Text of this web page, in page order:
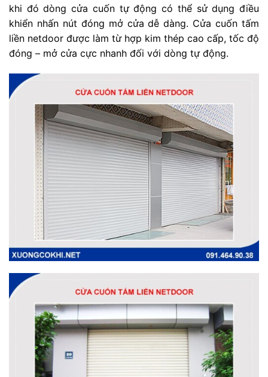
khi đó dòng cửa cuốn tự động có thể sử dụng điều
khiển nhấn nút đóng mở cửa dễ dàng. Cửa cuốn tấm
liền netdoor được làm từ hợp kim thép cao cấp, tốc độ
đóng – mở cửa cực nhanh đối với dòng tự động.